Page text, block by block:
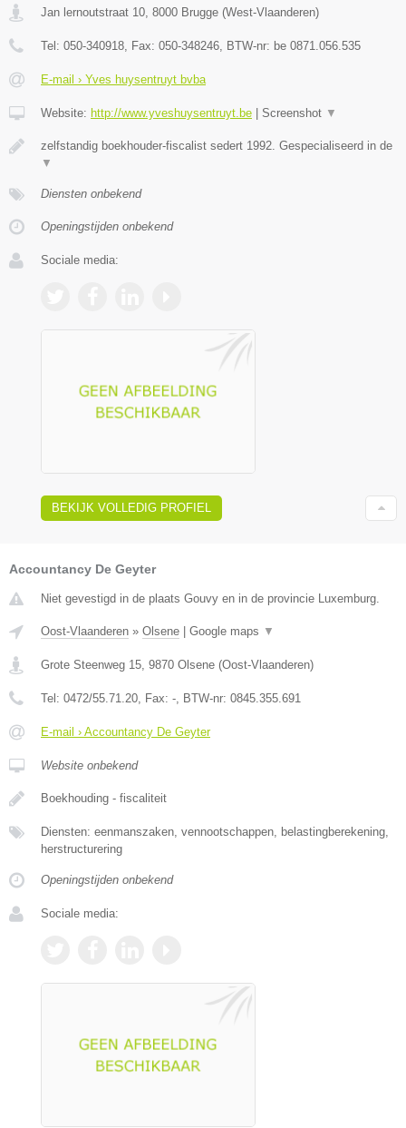
Jan lernoutstraat 10, 8000 Brugge (West-Vlaanderen)
Tel: 050-340918, Fax: 050-348246, BTW-nr: be 0871.056.535
E-mail › Yves huysentruyt bvba
Website: http://www.yveshuysentruyt.be Screenshot ▼
zelfstandig boekhouder-fiscalist sedert 1992. Gespecialiseerd in de
▼
Diensten onbekend
Openingstijden onbekend
Sociale media:
BEKIJK VOLLEDIG PROFIEL
Accountancy De Geyter
Niet gevestigd in de plaats Gouvy en in de provincie Luxemburg.
Oost-Vlaanderen » Olsene Google maps ▼
Grote Steenweg 15, 9870 Olsene (Oost-Vlaanderen)
Tel: 0472/55.71.20, Fax: -, BTW-nr: 0845.355.691
E-mail › Accountancy De Geyter
Website onbekend
Boekhouding - fiscaliteit
Diensten: eenmanszaken, vennootschappen, belastingberekening,
herstructurering
Openingstijden onbekend
Sociale media: